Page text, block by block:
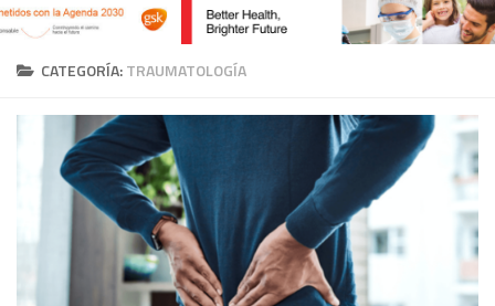
CATEGORÍA:TRAUMATOLOGÍA